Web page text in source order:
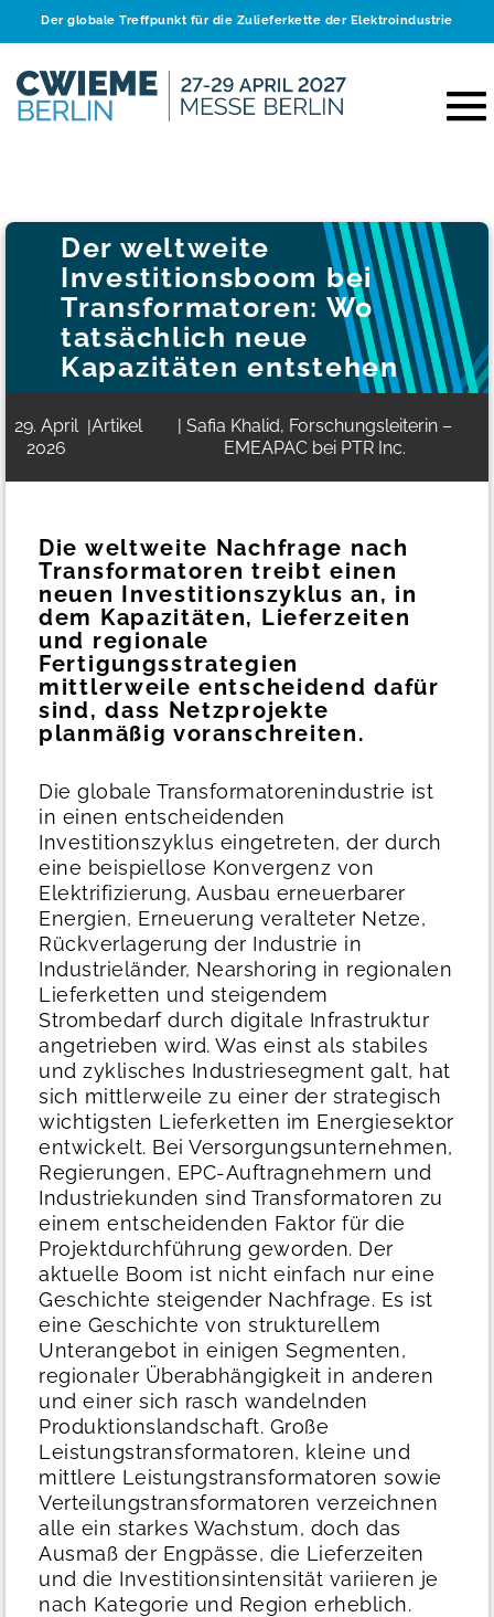
Der globale Treffpunkt für die Zulieferkette der Elektroindustrie
Der weltweite
Investitionsboom bei
Transformatoren: Wo
tatsächlich neue
Kapazitäten entstehen
29. April
2026
|Artikel
| Safia Khalid, Forschungsleiterin –
EMEAPAC bei PTR Inc.
Die weltweite Nachfrage nach
Transformatoren treibt einen
neuen Investitionszyklus an, in
dem Kapazitäten, Lieferzeiten
und regionale
Fertigungsstrategien
mittlerweile entscheidend dafür
sind, dass Netzprojekte
planmäßig voranschreiten.
Die globale Transformatorenindustrie ist
in einen entscheidenden
Investitionszyklus eingetreten, der durch
eine beispiellose Konvergenz von
Elektrifizierung, Ausbau erneuerbarer
Energien, Erneuerung veralteter Netze,
Rückverlagerung der Industrie in
Industrieländer, Nearshoring in regionalen
Lieferketten und steigendem
Strombedarf durch digitale Infrastruktur
angetrieben wird. Was einst als stabiles
und zyklisches Industriesegment galt, hat
sich mittlerweile zu einer der strategisch
wichtigsten Lieferketten im Energiesektor
entwickelt. Bei Versorgungsunternehmen,
Regierungen, EPC-Auftragnehmern und
Industriekunden sind Transformatoren zu
einem entscheidenden Faktor für die
Projektdurchführung geworden. Der
aktuelle Boom ist nicht einfach nur eine
Geschichte steigender Nachfrage. Es ist
eine Geschichte von strukturellem
Unterangebot in einigen Segmenten,
regionaler Überabhängigkeit in anderen
und einer sich rasch wandelnden
Produktionslandschaft. Große
Leistungstransformatoren, kleine und
mittlere Leistungstransformatoren sowie
Verteilungstransformatoren verzeichnen
alle ein starkes Wachstum, doch das
Ausmaß der Engpässe, die Lieferzeiten
und die Investitionsintensität variieren je
nach Kategorie und Region erheblich.